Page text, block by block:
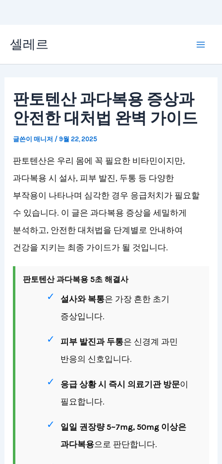
츠
셀레르
판토텐산 과다복용 증상과
안전한 대처법 완벽 가이드
글쓴이매니저 / 9월 22, 2025
판토텐산은 우리 몸에 꼭 필요한 비타민이지만,
과다복용 시 설사, 피부 발진, 두통 등 다양한
부작용이 나타나며 심각한 경우 응급처치가 필요할
수 있습니다. 이 글은 과다복용 증상을 세밀하게
분석하고, 안전한 대처법을 단계별로 안내하여
건강을 지키는 최종 가이드가 될 것입니다.
판토텐산 과다복용 5초 해결사
설사와 복통은 가장 흔한 초기
증상입니다.
피부 발진과 두통은 신경계 과민
반응의 신호입니다.
응급 상황 시 즉시 의료기관 방문이
필요합니다.
일일 권장량 5~7mg, 50mg 이상은
과다복용으로 판단합니다.